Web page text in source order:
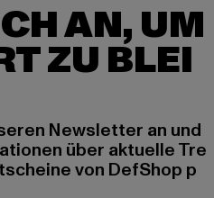
AN, UM
ZU BLEI
Newsletter an und
über aktuelle Tre
von DefShop p